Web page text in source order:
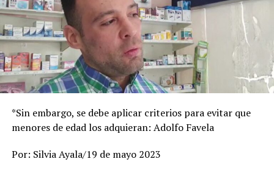
*Sin embargo, se debe aplicar criterios para evitar que
menores de edad los adquieran: Adolfo Favela
Por: Silvia Ayala/19 de mayo 2023